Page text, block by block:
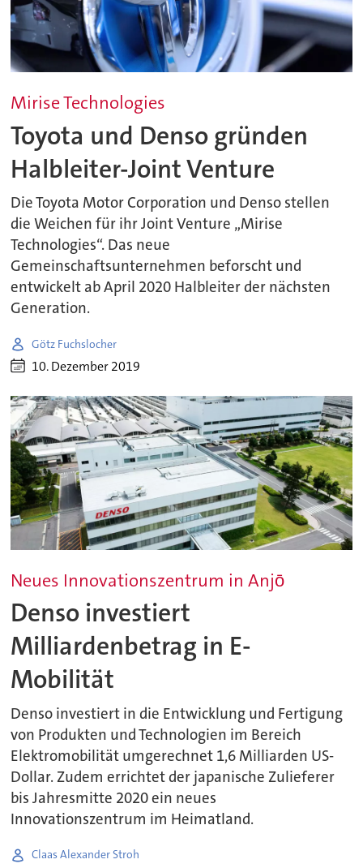
Mirise Technologies
Toyota und Denso gründen
Halbleiter-Joint Venture
Die Toyota Motor Corporation und Denso stellen
die Weichen für ihr Joint Venture „Mirise
Technologies“. Das neue
Gemeinschaftsunternehmen beforscht und
entwickelt ab April 2020 Halbleiter der nächsten
Generation.
Götz Fuchslocher
10. Dezember 2019
Neues Innovationszentrum in Anjō
Denso investiert
Milliardenbetrag in E-
Mobilität
Denso investiert in die Entwicklung und Fertigung
von Produkten und Technologien im Bereich
Elektromobilität umgerechnet 1,6 Milliarden US-
Dollar. Zudem errichtet der japanische Zulieferer
bis Jahresmitte 2020 ein neues
Innovationszentrum im Heimatland.
Claas Alexander Stroh